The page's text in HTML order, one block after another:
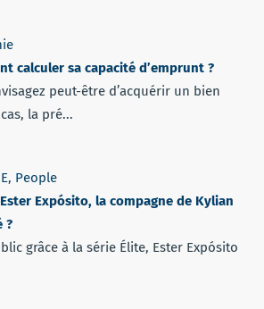
calculer sa capacité d’emprunt ?
peut-être d’acquérir un bien
la pré...
, People
Expósito, la compagne de Kylian
?
grâce à la série Élite, Ester Expósito